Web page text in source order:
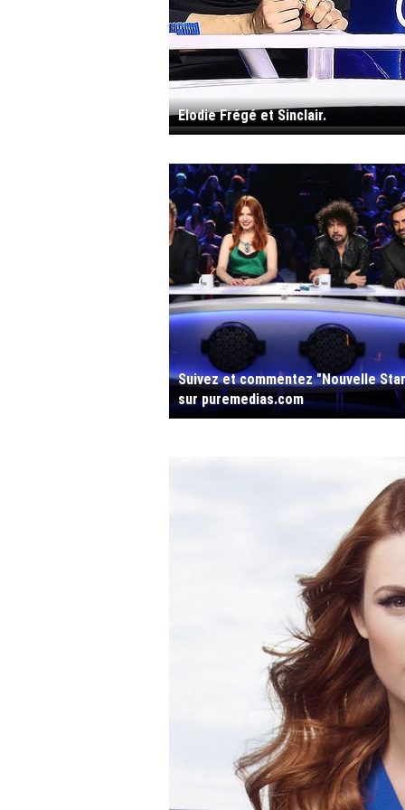
Elodie Frégé et Sinclair.
Suivez et commentez "Nouvelle
sur puremedias.com